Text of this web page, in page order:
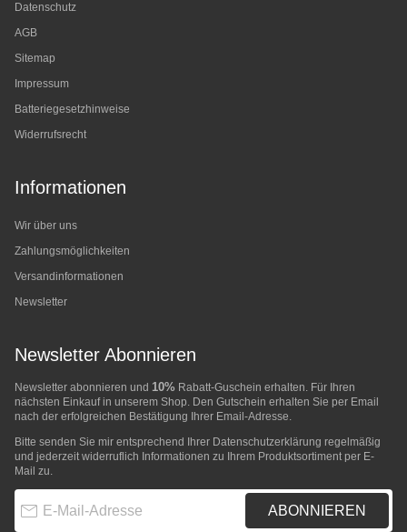
Datenschutz
AGB
Sitemap
Impressum
Batteriegesetzhinweise
Widerrufsrecht
Informationen
Wir über uns
Zahlungsmöglichkeiten
Versandinformationen
Newsletter
Newsletter Abonnieren
Newsletter abonnieren und 10% Rabatt-Guschein erhalten. Für Ihren
nächsten Einkauf in unserem Shop. Den Gutschein erhalten Sie per Email
nach der erfolgreichen Bestätigung Ihrer Email-Adresse.
Bitte senden Sie mir entsprechend Ihrer Datenschutzerklärung regelmäßig
und jederzeit widerruflich Informationen zu Ihrem Produktsortiment per E-
Mail zu.
ABONNIEREN